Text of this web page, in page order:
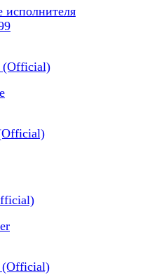
исполнителя
(Official)
(Official)